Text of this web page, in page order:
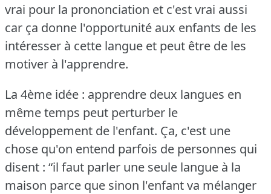
vrai pour la prononciation et c'est vrai aussi
car ça donne l'opportunité aux enfants de les
intéresser à cette langue et peut être de les
motiver à l'apprendre.
La 4ème idée : apprendre deux langues en
même temps peut perturber le
développement de l'enfant. Ça, c'est une
chose qu'on entend parfois de personnes qui
disent : “il faut parler une seule langue à la
maison parce que sinon l'enfant va mélanger